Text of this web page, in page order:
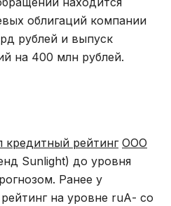
облигаций компании
рублей и выпуск
на 400 млн рублей.
кредитный рейтинг ООО
Sunlight) до уровня
Ранее у
на уровне ruА- со